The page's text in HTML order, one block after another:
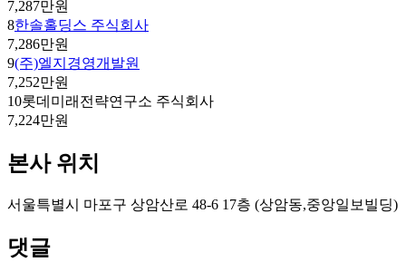
7,287만원
8한솔홀딩스 주식회사
7,286만원
9(주)엘지경영개발원
7,252만원
10롯데미래전략연구소 주식회사
7,224만원
본사 위치
서울특별시 마포구 상암산로 48-6 17층 (상암동,중앙일보빌딩)
댓글